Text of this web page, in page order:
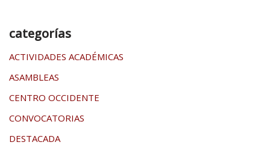
categorías
ACTIVIDADES ACADÉMICAS
ASAMBLEAS
CENTRO OCCIDENTE
CONVOCATORIAS
DESTACADA